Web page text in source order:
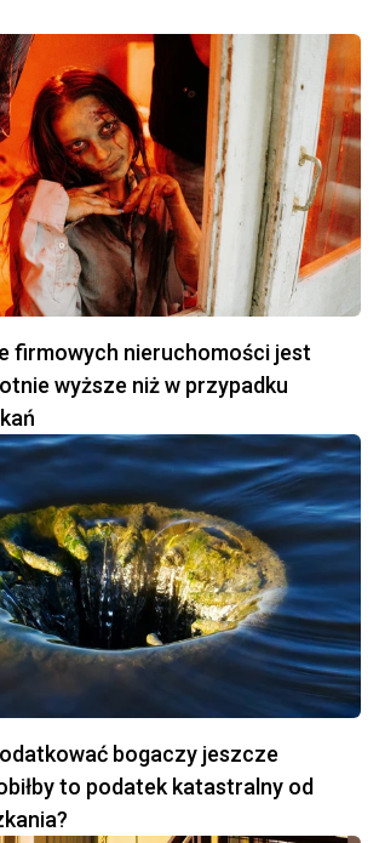
firmowych nieruchomości jest
wyższe niż w przypadku
bogaczy jeszcze
to podatek katastralny od